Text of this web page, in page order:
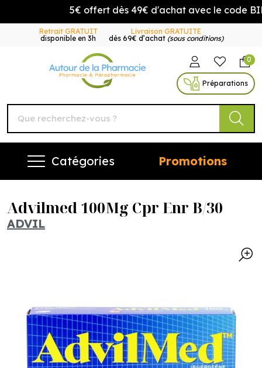
5€ offert dès 49€ d'achat avec le code
Retrait GRATUIT
disponible en 3h
Livraison GRATUITE
dès 69€ d’achat (sous conditions)
Autour de la Pharmacie
0
Préparations
Catégories Promotions
Advilmed 100Mg Cpr Enr B/30
ADVIL